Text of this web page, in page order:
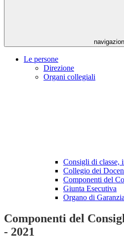
Le persone
Direzione
Organi collegiali
Consigli di classe,
Collegio dei
Componenti del
Giunta Esecutiva
Organo di Garanzia
Componenti del
- 2021